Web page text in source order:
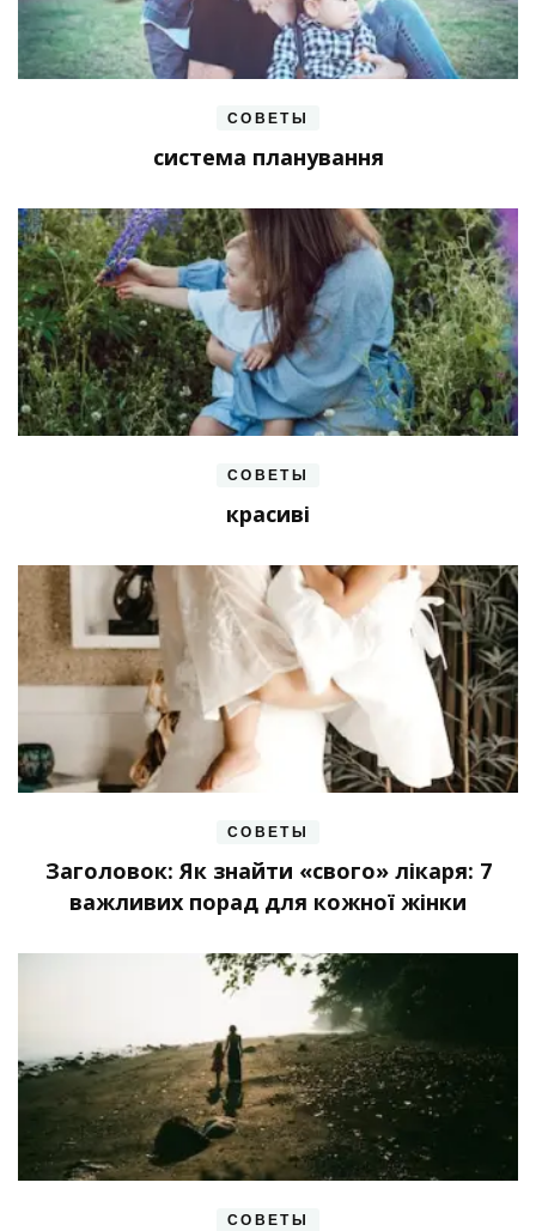
СОВЕТЫ
система планування
СОВЕТЫ
красиві
СОВЕТЫ
Заголовок: Як знайти «свого» лікаря: 7
важливих порад для кожної жінки
СОВЕТЫ